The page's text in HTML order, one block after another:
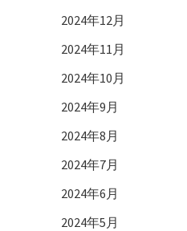
2024年12月
2024年11月
2024年10月
2024年9月
2024年8月
2024年7月
2024年6月
2024年5月